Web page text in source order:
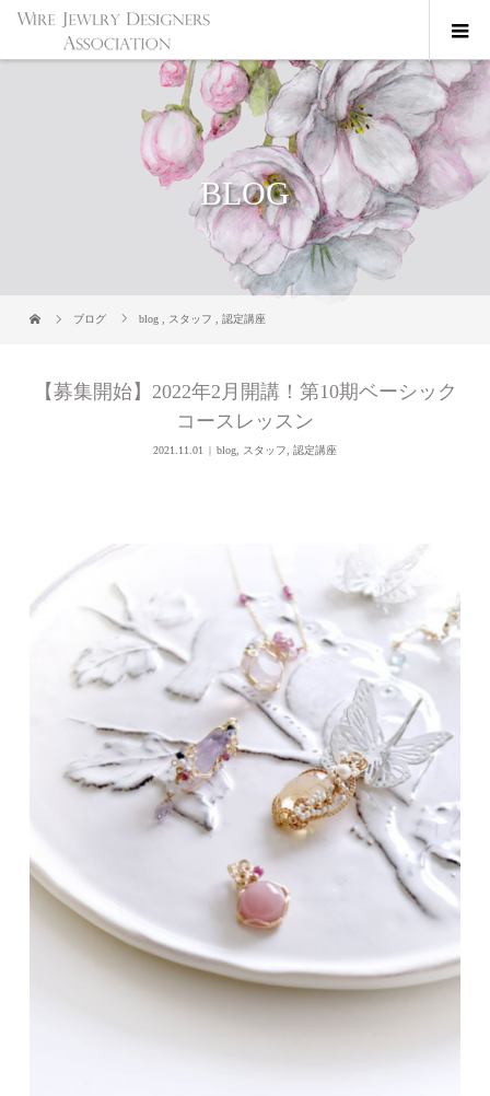
BLOG
ブログ blog スタッフ ,認定講座
【募集開始】2022年2月開講！第10期ベーシック
コースレッスン
2021.11.01 blog, スタッフ, 認定講座